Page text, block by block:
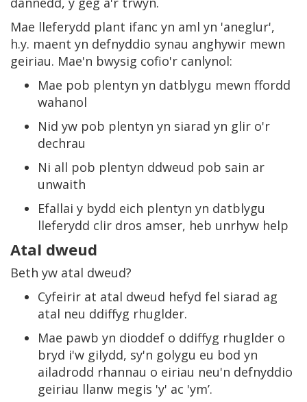
Mae lleferydd plant ifanc yn aml yn 'aneglur',
h.y. maent yn defnyddio synau anghywir mewn
geiriau. Mae'n bwysig cofio'r canlynol:
Mae pob plentyn yn datblygu mewn ffordd
wahanol
Nid yw pob plentyn yn siarad yn glir o'r
dechrau
Ni all pob plentyn ddweud pob sain ar
unwaith
Efallai y bydd eich plentyn yn datblygu
lleferydd clir dros amser, heb unrhyw help
Atal dweud
Beth yw atal dweud?
Cyfeirir at atal dweud hefyd fel siarad ag
atal neu ddiffyg rhuglder.
Mae pawb yn dioddef o ddiffyg rhuglder o
bryd i'w gilydd, sy'n golygu eu bod yn
ailadrodd rhannau o eiriau neu'n defnyddio
geiriau llanw megis 'y' ac 'ym’.